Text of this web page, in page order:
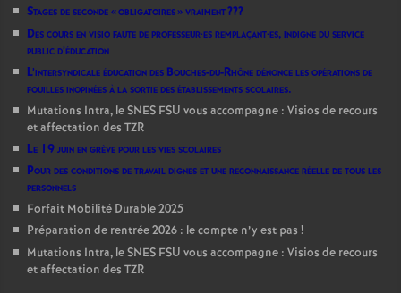
Stages de seconde «obligatoires» vraiment???
Des cours en visio faute de professeur·es remplaçant·es, indigne du service
public d’éducation
L’intersyndicale éducation des Bouches-du-Rhône dénonce les opérations de
fouilles inopinées à la sortie des établissements scolaires.
Mutations Intra, le SNES FSU vous accompagne : Visios de recours
et affectation des TZR
Le 19 juin en grève pour les vies scolaires
Pour des conditions de travail dignes et une reconnaissance réelle de tous les
personnels
Forfait Mobilité Durable 2025
Préparation de rentrée 2026 : le compte n’y est pas !
Mutations Intra, le SNES FSU vous accompagne : Visios de recours
et affectation des TZR